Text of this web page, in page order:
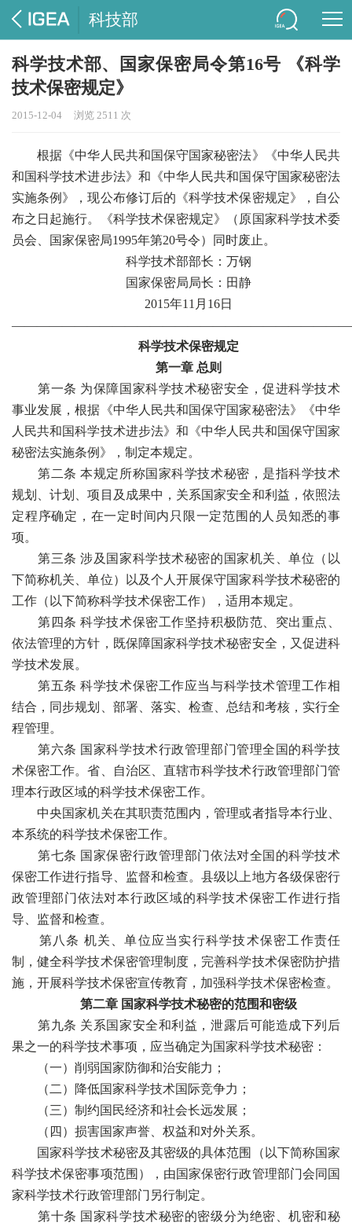
科技部
科学技术部、国家保密局令第16号 《科学
技术保密规定》
2015-12-04 浏览 2511 次
根据《中华人民共和国保守国家秘密法》《中华人民共
和国科学技术进步法》和《中华人民共和国保守国家秘密法
实施条例》，现公布修订后的《科学技术保密规定》，自公
布之日起施行。《科学技术保密规定》（原国家科学技术委
员会、国家保密局1995年第20号令）同时废止。
科学技术部部长：万钢
国家保密局局长：田静
2015年11月16日
科学技术保密规定
第一章 总则
第一条 为保障国家科学技术秘密安全，促进科学技术
事业发展，根据《中华人民共和国保守国家秘密法》《中华
人民共和国科学技术进步法》和《中华人民共和国保守国家
秘密法实施条例》，制定本规定。
第二条 本规定所称国家科学技术秘密，是指科学技术
规划、计划、项目及成果中，关系国家安全和利益，依照法
定程序确定，在一定时间内只限一定范围的人员知悉的事
项。
第三条 涉及国家科学技术秘密的国家机关、单位（以
下简称机关、单位）以及个人开展保守国家科学技术秘密的
工作（以下简称科学技术保密工作），适用本规定。
第四条 科学技术保密工作坚持积极防范、突出重点、
依法管理的方针，既保障国家科学技术秘密安全，又促进科
学技术发展。
第五条 科学技术保密工作应当与科学技术管理工作相
结合，同步规划、部署、落实、检查、总结和考核，实行全
程管理。
第六条 国家科学技术行政管理部门管理全国的科学技
术保密工作。省、自治区、直辖市科学技术行政管理部门管
理本行政区域的科学技术保密工作。
中央国家机关在其职责范围内，管理或者指导本行业、
本系统的科学技术保密工作。
第七条 国家保密行政管理部门依法对全国的科学技术
保密工作进行指导、监督和检查。县级以上地方各级保密行
政管理部门依法对本行政区域的科学技术保密工作进行指
导、监督和检查。
第八条 机关、单位应当实行科学技术保密工作责任
制，健全科学技术保密管理制度，完善科学技术保密防护措
施，开展科学技术保密宣传教育，加强科学技术保密检查。
第二章 国家科学技术秘密的范围和密级
第九条 关系国家安全和利益，泄露后可能造成下列后
果之一的科学技术事项，应当确定为国家科学技术秘密：
（一）削弱国家防御和治安能力；
（二）降低国家科学技术国际竞争力；
（三）制约国民经济和社会长远发展；
（四）损害国家声誉、权益和对外关系。
国家科学技术秘密及其密级的具体范围（以下简称国家
科学技术保密事项范围），由国家保密行政管理部门会同国
家科学技术行政管理部门另行制定。
第十条 国家科学技术秘密的密级分为绝密、机密和秘